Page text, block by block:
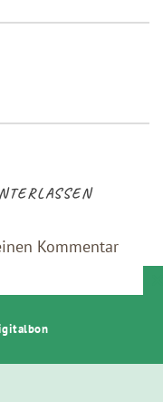
Kommentar